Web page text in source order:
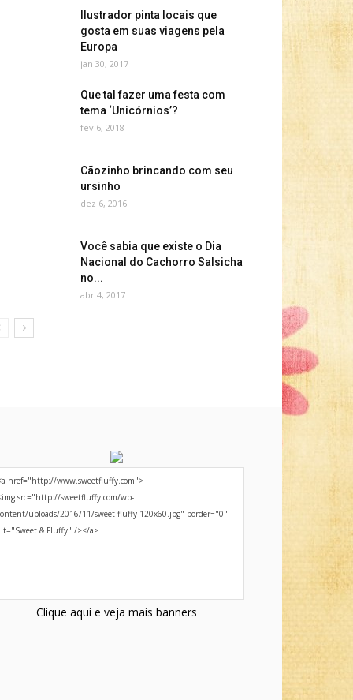
Ilustrador pinta locais que
gosta em suas viagens pela
Europa
jan 30, 2017
Que tal fazer uma festa com
tema ‘Unicórnios’?
fev 6, 2018
Cãozinho brincando com seu
ursinho
dez 6, 2016
Você sabia que existe o Dia
Nacional do Cachorro Salsicha
no...
abr 4, 2017
Clique aqui e veja mais banners